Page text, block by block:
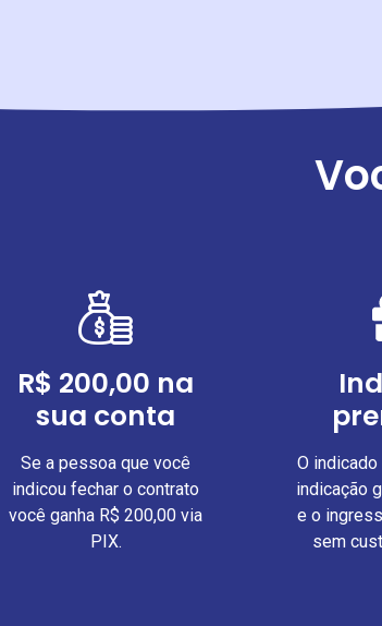
R$ 200,00 na
sua conta
Se a pessoa que você
indicou fechar o contrato
você ganha R$ 200,00 via
PIX.
O
indicação
e o
sem